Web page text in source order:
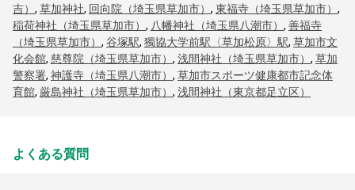
吉） , 草加神社, 回向院（埼玉県草加市） , 東福寺（埼玉県草加市） ,
稲荷神社（埼玉県草加市） , 八幡神社（埼玉県八潮市） , 善福寺
（埼玉県草加市） , 谷塚駅, 獨協大学前駅〈草加松原〉駅, 草加市文
化会館, 慈尊院（埼玉県草加市） , 浅間神社（埼玉県草加市） , 草加
警察署, 神護寺（埼玉県八潮市） , 草加市スポーツ健康都市記念体
育館, 厳島神社（埼玉県草加市） , 浅間神社（東京都足立区）
よくある質問